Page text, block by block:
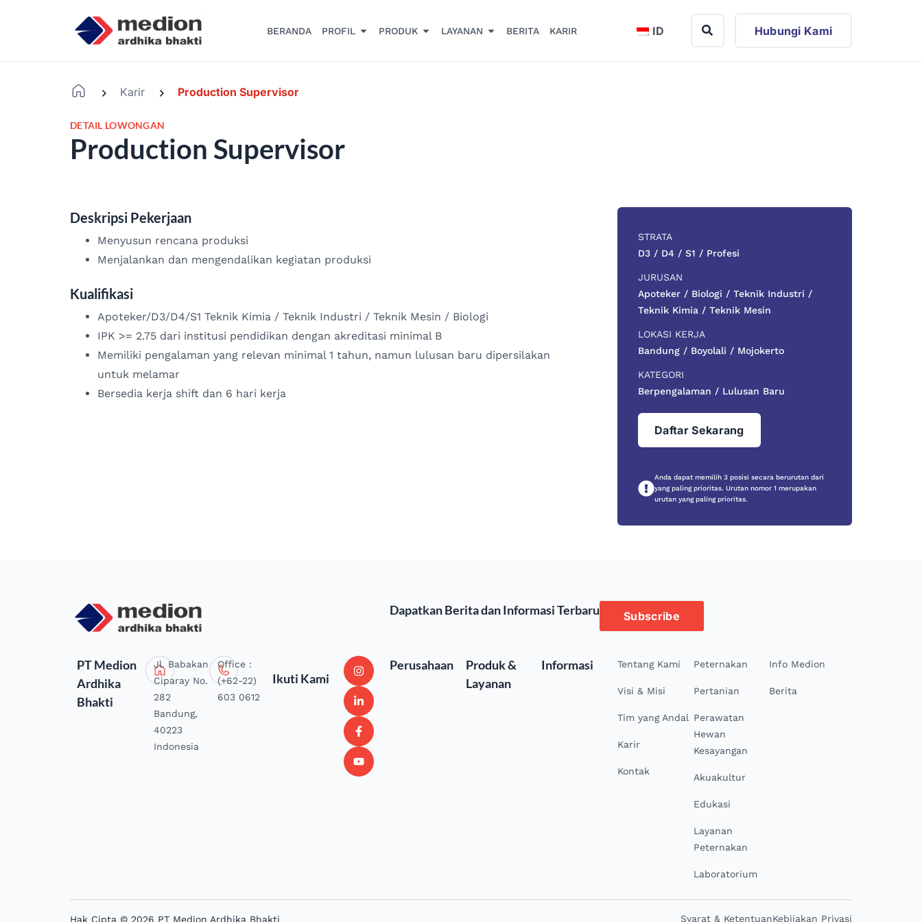
BERANDA PROFIL PRODUK LAYANAN BERITA KARIR ID Hubungi Kami
Karir Production Supervisor
DETAIL LOWONGAN
Production Supervisor
Deskripsi Pekerjaan
Menyusun rencana produksi
Menjalankan dan mengendalikan kegiatan produksi
Kualifikasi
Apoteker/D3/D4/S1 Teknik Kimia / Teknik Industri / Teknik Mesin / Biologi
IPK >= 2.75 dari institusi pendidikan dengan akreditasi minimal B
Memiliki pengalaman yang relevan minimal 1 tahun, namun lulusan baru dipersilakan
untuk melamar
Bersedia kerja shift dan 6 hari kerja
STRATA
D3 / D4 / S1 / Profesi
JURUSAN
Apoteker / Biologi / Teknik Industri /
Teknik Kimia / Teknik Mesin
LOKASI KERJA
Bandung / Boyolali / Mojokerto
KATEGORI
Berpengalaman / Lulusan Baru
Daftar Sekarang
Anda dapat memilih 3 posisi secara berurutan dari
yang paling prioritas. Urutan nomor 1 merupakan
urutan yang paling prioritas.
Dapatkan Berita dan Informasi Terbaru Subscribe
PT Medion
Ardhika
Bhakti
Jl. Babakan
Ciparay No.
282
Bandung,
40223
Indonesia
Office :
(+62-22)
603 0612
Ikuti Kami
Perusahaan
Produk &
Layanan
Informasi Tentang Kami
Visi & Misi
Tim yang Andal
Karir
Kontak
Peternakan
Pertanian
Perawatan
Hewan
Kesayangan
Akuakultur
Edukasi
Layanan
Peternakan
Laboratorium
Info Medion
Berita
Hak Cipta © 2026 PT Medion Ardhika Bhakti Syarat & KetentuanKebijakan Privasi